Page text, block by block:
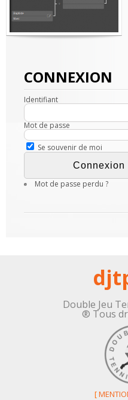
CONNEXION
Identifiant
Mot de passe
Se souvenir de moi
Mot de passe perdu ?
Double Jeu
® Tous
[